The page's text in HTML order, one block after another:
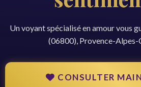
Un voyant spécialisé en amour vous
(06800), Provence-
CONSULTER